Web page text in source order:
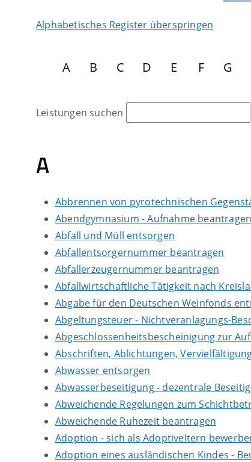
Alphabetisches Register überspringen
A B C D E F G
Leistungen suchen
A
Abbrennen von pyrotechnischen
Abendgymnasium - Aufnahme beantragen
Abfall und Müll entsorgen
Abfallentsorgernummer beantragen
Abfallerzeugernummer beantragen
Abfallwirtschaftliche Tätigkeit nach
Abgabe für den Deutschen Weinfonds
Abgeltungsteuer - Nichtveranlagungs-
Abgeschlossenheitsbescheinigung zur
Abschriften, Ablichtungen,
Abwasser entsorgen
Abwasserbeseitigung - dezentrale
Abweichende Regelungen zum
Abweichende Ruhezeit beantragen
Adoption - sich als Adoptiveltern
Adoption eines ausländischen Kindes -